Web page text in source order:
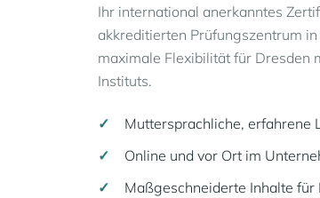
Ihr international anerkanntes
akkreditierten Prüfungszentrum
maximale Flexibilität für Dresden
Instituts.
Muttersprachliche, erfahrene
Online und vor Ort im
Maßgeschneiderte Inhalte für